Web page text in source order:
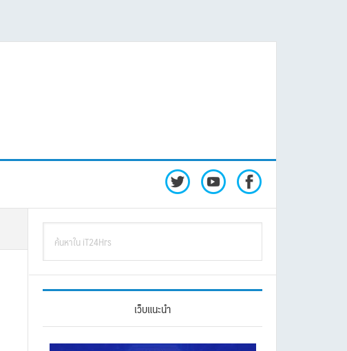
Primary
Sidebar
iT24Hrs
เว็บแนะนำ